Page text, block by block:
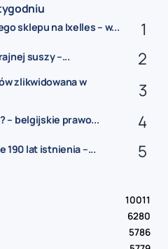
sklepu na Ixelles – w...
suszy –...
zlikwidowana w
– belgijskie prawo...
190 lat istnienia –...
10011
6280
5786